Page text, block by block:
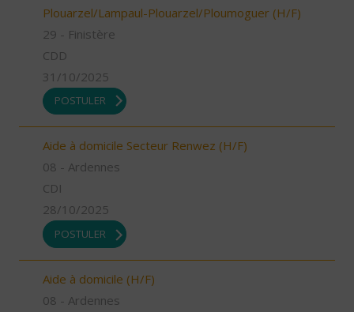
Plouarzel/Lampaul-Plouarzel/Ploumoguer (H/F)
29 - Finistère
CDD
31/10/2025
POSTULER
Aide à domicile Secteur Renwez (H/F)
08 - Ardennes
CDI
28/10/2025
POSTULER
Aide à domicile (H/F)
08 - Ardennes